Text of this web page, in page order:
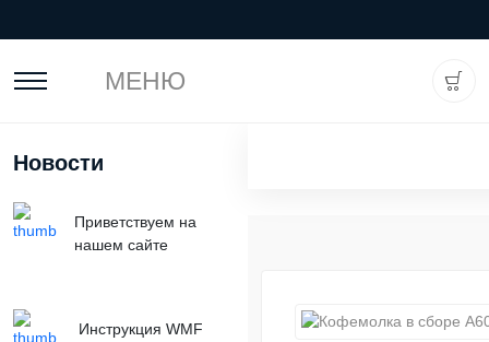
МЕНЮ
Новости
Приветствуем на
нашем сайте
Инструкция WMF